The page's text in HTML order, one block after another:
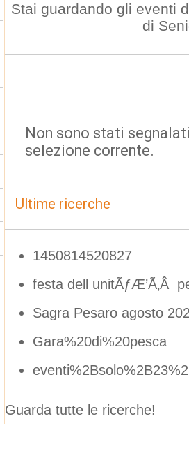
Stai guardando gli eventi
di
Non sono stati
selezione corrente.
Ultime ricerche
1450814520827
festa dell unitÃƒÆ’Ã‚Â
Sagra Pesaro agosto
Gara%20di%20pesca
Guarda tutte le ricerche!